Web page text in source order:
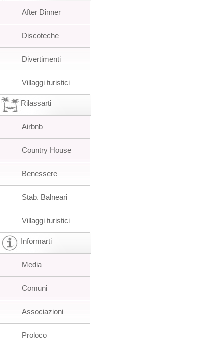
After Dinner
Discoteche
Divertimenti
Villaggi turistici
Rilassarti
Airbnb
Country House
Benessere
Stab. Balneari
Villaggi turistici
Informarti
Media
Comuni
Associazioni
Proloco